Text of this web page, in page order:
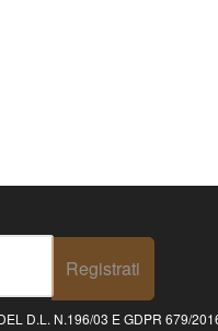
Registrati
D.L. N.196/03 E GDPR 679/